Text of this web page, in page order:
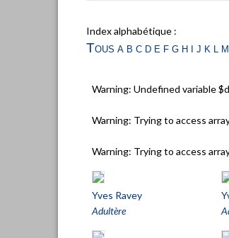
Index alphabétique :
Tous a b c d e fg h i j k l m
Warning: Undefined variable
Warning: Trying to access
Warning: Trying to access
Yves Ravey
Adultère